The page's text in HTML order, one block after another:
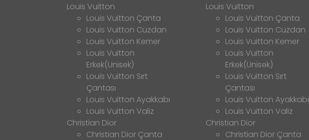
Louis Vuitton
Louis Vuitton Çanta
Louis Vuitton Cüzdan
Louis Vuitton Kemer
Louis Vuitton
Erkek(Unisek)
Louis Vuitton Sırt
Çantası
Louis Vuitton Ayakkabı
Louis Vuitton Valiz
Christian Dior
Christian Dior Çanta
Louis Vuitton
Louis Vuitton Çanta
Louis Vuitton Cüzdan
Louis Vuitton Kemer
Louis Vuitton
Erkek(Unisek)
Louis Vuitton Sırt
Çantası
Louis Vuitton Ayakkabı
Louis Vuitton Valiz
Christian Dior
Christian Dior Çanta